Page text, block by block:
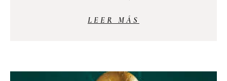
LEER MÁS